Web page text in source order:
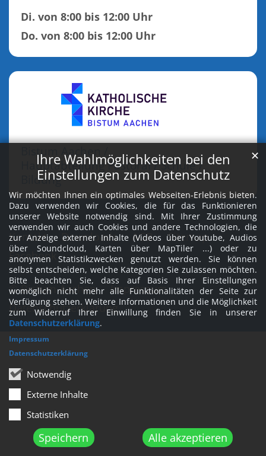
Ihre Wahlmöglichkeiten bei den
Einstellungen zum Datenschutz
Wir möchten Ihnen ein optimales Webseiten-Erlebnis bieten.
Dazu verwenden wir Cookies, die für das Funktionieren
unserer Website notwendig sind. Mit Ihrer Zustimmung
verwenden wir auch Cookies und andere Technologien, die
zur Anzeige externer Inhalte (Videos über Youtube, Audios
über Soundcloud, Karten über MapTiler ...) oder zu
anonymen Statistikzwecken genutzt werden. Sie können
selbst entscheiden, welche Kategorien Sie zulassen möchten.
Bitte beachten Sie, dass auf Basis Ihrer Einstellungen
womöglich nicht mehr alle Funktionalitäten der Seite zur
Verfügung stehen. Weitere Informationen und die Möglichkeit
zum Widerruf Ihrer Einwillung finden Sie in unserer
Datenschutzerklärung.
Notwendig
Externe Inhalte
Statistiken
Speichern Alle akzeptieren
✕
Impressum
Datenschutzerklärung
Di. von 8:00 bis 12:00 Uhr
Do. von 8:00 bis 12:00 Uhr
Bistum Aachen /
Hauptabteilung Pastoral / Schule /
Bildung
Kontakt Downloads AGB
Sitemap
Facebook
© Bistum Aachen
Impressum
Datenschutzerklärung